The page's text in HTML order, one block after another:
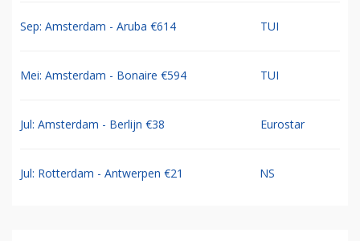
Sep: Amsterdam - Aruba €614 TUI
Mei: Amsterdam - Bonaire €594 TUI
Jul: Amsterdam - Berlijn €38 Eurostar
Jul: Rotterdam - Antwerpen €21 NS